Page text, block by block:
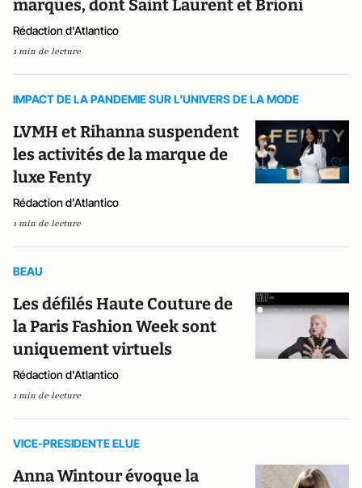
marques, dont Saint Laurent et Brioni
Rédaction d'Atlantico
1 min de lecture
IMPACT DE LA PANDEMIE SUR L'UNIVERS DE LA MODE
LVMH et Rihanna suspendent
les activités de la marque de
luxe Fenty
Rédaction d'Atlantico
1 min de lecture
BEAU
Les défilés Haute Couture de
la Paris Fashion Week sont
uniquement virtuels
Rédaction d'Atlantico
1 min de lecture
VICE-PRESIDENTE ELUE
Anna Wintour évoque la